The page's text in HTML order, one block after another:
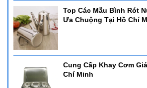
Top Các Mẫu Bình Rót
Ưa Chuộng Tại Hồ Chí
Cung Cấp Khay Cơm
Chí Minh